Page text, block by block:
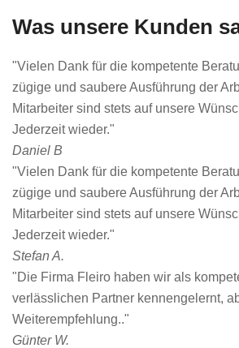
Was unsere Kunden
"Vielen Dank für die kompetente
zügige und saubere Ausführung der
Mitarbeiter sind stets auf unsere
Jederzeit wieder."
Daniel B
"Vielen Dank für die kompetente
zügige und saubere Ausführung der
Mitarbeiter sind stets auf unsere
Jederzeit wieder."
Stefan A.
"Die Firma Fleiro haben wir als
verlässlichen Partner kennengelernt,
Weiterempfehlung.."
Günter W.